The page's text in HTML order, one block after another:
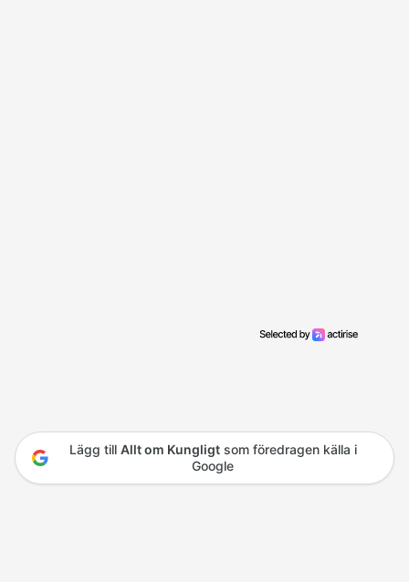
Lägg till Allt om Kungligtsom föredragen källa i
Google